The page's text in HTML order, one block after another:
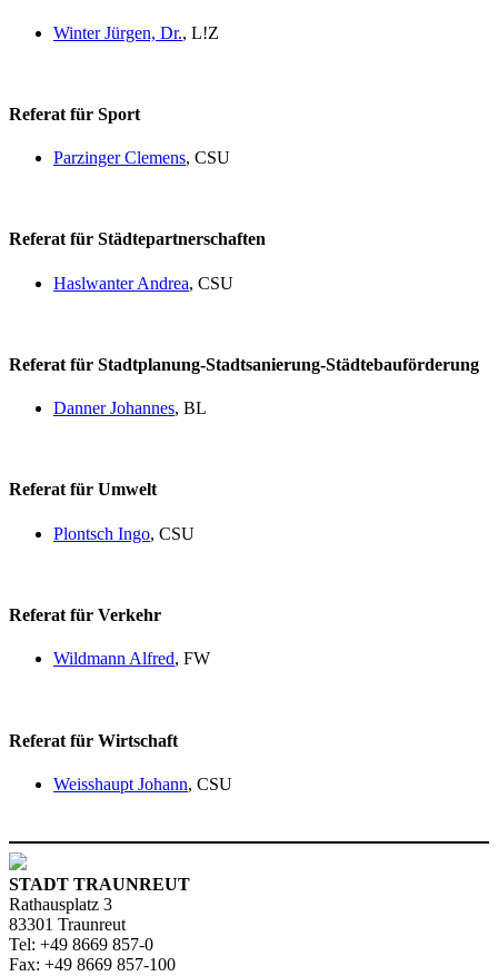
Winter Jürgen, Dr., L!Z
Referat für Sport
Parzinger Clemens, CSU
Referat für Städtepartnerschaften
Haslwanter Andrea, CSU
Referat für Stadtplanung-Stadtsanierung-Städtebauförderung
Danner Johannes, BL
Referat für Umwelt
Plontsch Ingo, CSU
Referat für Verkehr
Wildmann Alfred, FW
Referat für Wirtschaft
Weisshaupt Johann, CSU
STADT TRAUNREUT
Rathausplatz 3
83301 Traunreut
Tel: +49 8669 857-0
Fax: +49 8669 857-100